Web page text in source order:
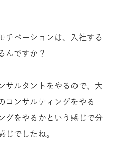
ベーションは、入社する
んですか？
ルタントをやるので、大
コンサルティングをやる
グをやるかという感じで分
じでしたね。